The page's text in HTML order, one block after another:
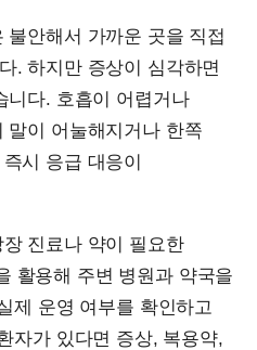
불안해서 가까운 곳을 직접
. 하지만 증상이 심각하면
니다. 호흡이 어렵거나
말이 어눌해지거나 한쪽
시 응급 대응이
진료나 약이 필요한
활용해 주변 병원과 약국을
제 운영 여부를 확인하고
자가 있다면 증상, 복용약,